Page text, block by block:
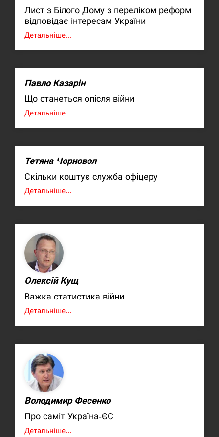
Лист з Білого Дому з переліком реформ
відповідає інтересам України
Детальніше...
Павло Казарін
Що станеться опісля війни
Детальніше...
Тетяна Чорновол
Скільки коштує служба офіцеру
Детальніше...
Олексій Кущ
Важка статистика війни
Детальніше...
Володимир Фесенко
Про саміт Україна-ЄС
Детальніше...